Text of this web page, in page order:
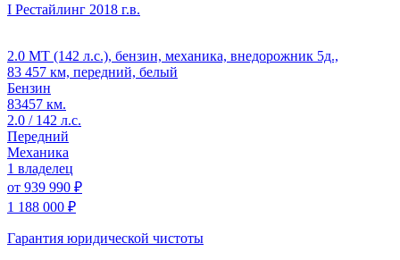
I Рестайлинг 2018 г.в.
2.0 MT (142 л.с.), бензин, механика, внедорожник 5д.,
83 457 км, передний, белый
Бензин
83457 км.
2.0 / 142 л.с.
Передний
Механика
1 владелец
от 939 990 ₽
1 188 000 ₽
Гарантия юридической чистоты